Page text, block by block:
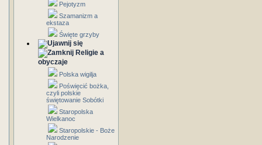
Pejotyzm
Szamanizm a
ekstaza
Święte grzyby
Religie a
obyczaje
Polska wigilja
Poświęcić bożka,
czyli polskie
świętowanie Sobótki
Staropolska
Wielkanoc
Staropolskie - Boże
Narodzenie